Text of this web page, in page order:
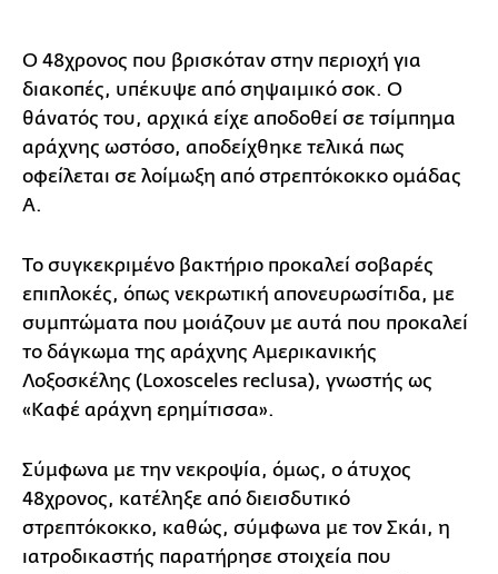
Ο 48χρονος που βρισκόταν στην περιοχή για
διακοπές, υπέκυψε από σηψαιμικό σοκ. Ο
θάνατός του, αρχικά είχε αποδοθεί σε τσίμπημα
αράχνης ωστόσο, αποδείχθηκε τελικά πως
οφείλεται σε λοίμωξη από στρεπτόκοκκο ομάδας
Α.
Το συγκεκριμένο βακτήριο προκαλεί σοβαρές
επιπλοκές, όπως νεκρωτική απονευρωσίτιδα, με
συμπτώματα που μοιάζουν με αυτά που προκαλεί
το δάγκωμα της αράχνης Αμερικανικής
Λοξοσκέλης (Loxosceles reclusa), γνωστής ως
«Καφέ αράχνη ερημίτισσα».
Σύμφωνα με την νεκροψία, όμως, ο άτυχος
48χρονος, κατέληξε από διεισδυτικό
στρεπτόκοκκο, καθώς, σύμφωνα με τον Σκάι, η
ιατροδικαστής παρατήρησε στοιχεία που